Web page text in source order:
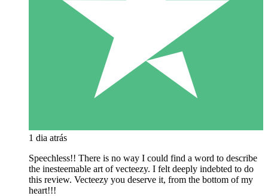
1 dia atrás
Speechless!! There is no way I could find a word to describe
the inesteemable art of vecteezy. I felt deeply indebted to do
this review. Vecteezy you deserve it, from the bottom of my
heart!!!